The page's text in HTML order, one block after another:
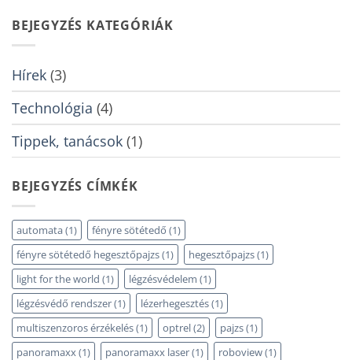
BEJEGYZÉS KATEGÓRIÁK
Hírek (3)
Technológia (4)
Tippek, tanácsok (1)
BEJEGYZÉS CÍMKÉK
automata(1) fényre sötétedő (1)
fényre sötétedő hegesztőpajzs(1) hegesztőpajzs(1)
light for the world (1) légzésvédelem (1)
légzésvédő rendszer(1) lézerhegesztés(1)
multiszenzoros érzékelés(1) optrel(2) pajzs(1)
panoramaxx (1) panoramaxx laser(1) roboview(1)